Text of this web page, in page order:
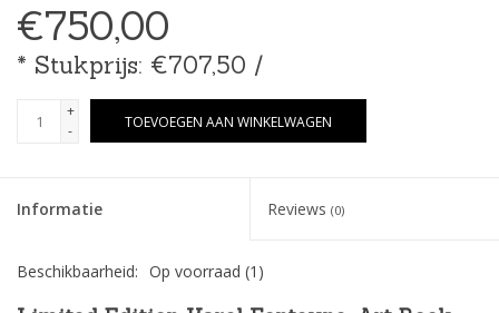
€750,00
* Stukprijs: €707,50 /
+
-
TOEVOEGEN AAN WINKELWAGEN
Informatie Reviews (0)
Beschikbaarheid: Op voorraad (1)